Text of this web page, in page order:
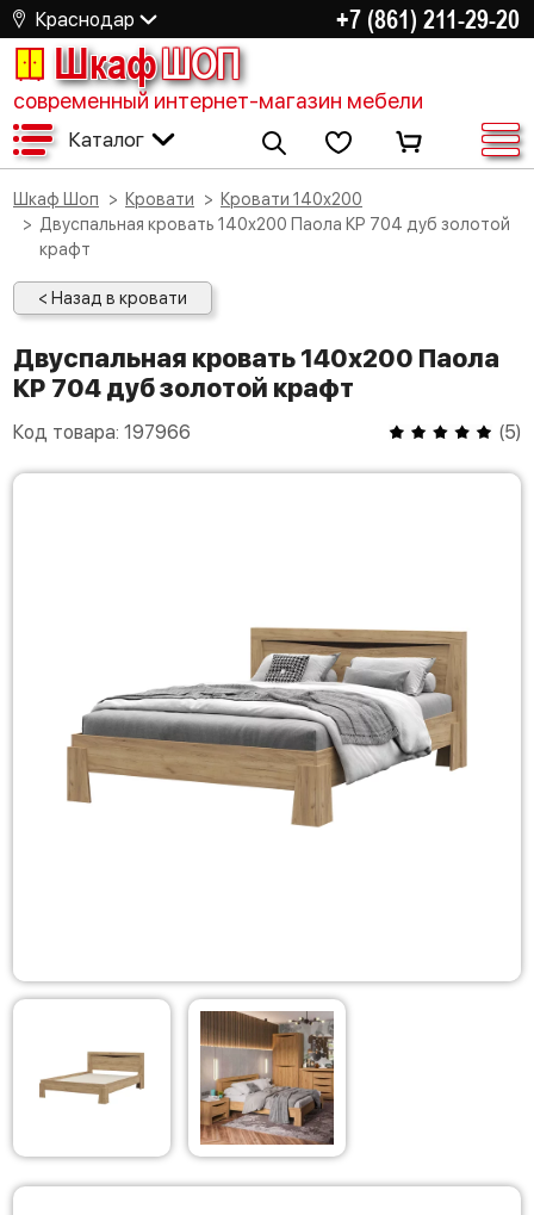
Краснодар +7 (861) 211-29-20
ШкафШОП
современный интернет-магазин мебели
Каталог
Шкаф Шоп Кровати
Кровати 140х200
Двуспальная кровать 140х200 Паола КР 704 дуб золотой
крафт
< Назад в кровати
Двуспальная кровать 140х200 Паола
КР 704 дуб золотой крафт
Код товара: 197966 (5)